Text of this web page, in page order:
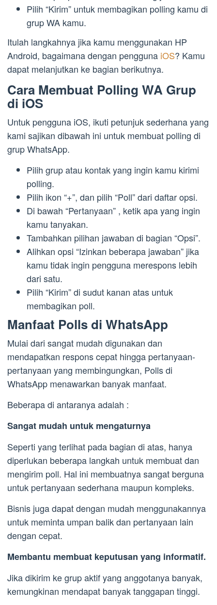
Pilih “Kirim” untuk membagikan polling kamu di
grup WA kamu.
Itulah langkahnya jika kamu menggunakan HP
Android, bagaimana dengan pengguna iOS? Kamu
dapat melanjutkan ke bagian berikutnya.
Cara Membuat Polling WA Grup
di iOS
Untuk pengguna iOS, ikuti petunjuk sederhana yang
kami sajikan dibawah ini untuk membuat polling di
grup WhatsApp.
Pilih grup atau kontak yang ingin kamu kirimi
polling.
Pilih ikon “+”, dan pilih “Poll” dari daftar opsi.
Di bawah “Pertanyaan” , ketik apa yang ingin
kamu tanyakan.
Tambahkan pilihan jawaban di bagian “Opsi”.
Alihkan opsi “Izinkan beberapa jawaban” jika
kamu tidak ingin pengguna merespons lebih
dari satu.
Pilih “Kirim” di sudut kanan atas untuk
membagikan poll.
Manfaat Polls di WhatsApp
Mulai dari sangat mudah digunakan dan
mendapatkan respons cepat hingga pertanyaan-
pertanyaan yang membingungkan, Polls di
WhatsApp menawarkan banyak manfaat.
Beberapa di antaranya adalah :
Sangat mudah untuk mengaturnya
Seperti yang terlihat pada bagian di atas, hanya
diperlukan beberapa langkah untuk membuat dan
mengirim poll. Hal ini membuatnya sangat berguna
untuk pertanyaan sederhana maupun kompleks.
Bisnis juga dapat dengan mudah menggunakannya
untuk meminta umpan balik dan pertanyaan lain
dengan cepat.
Membantu membuat keputusan yang informatif.
Jika dikirim ke grup aktif yang anggotanya banyak,
kemungkinan mendapat banyak tanggapan tinggi.